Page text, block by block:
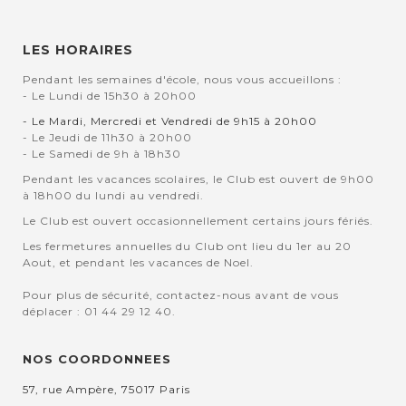
LES HORAIRES
Pendant les semaines d'école, nous vous accueillons :
- Le Lundi de 15h30 à 20h00
- Le Mardi, Mercredi et Vendredi de 9h15 à 20h00
- Le Jeudi de 11h30 à 20h00
- Le Samedi de 9h à 18h30
Pendant les vacances scolaires, le Club est ouvert de 9h00
à 18h00 du lundi au vendredi.
Le Club est ouvert occasionnellement certains jours fériés.
Les fermetures annuelles du Club ont lieu du 1er au 20
Aout, et pendant les vacances de Noel.
Pour plus de sécurité, contactez-nous avant de vous
déplacer : 01 44 29 12 40.
NOS COORDONNEES
57, rue Ampère, 75017 Paris